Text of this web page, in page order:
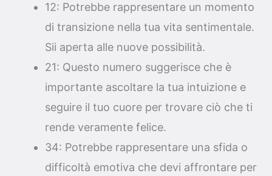
12: Potrebbe rappresentare un momento
di transizione nella tua vita sentimentale.
Sii aperta alle nuove possibilità.
21: Questo numero suggerisce che è
importante ascoltare la tua intuizione e
seguire il tuo cuore per trovare ciò che ti
rende veramente felice.
34: Potrebbe rappresentare una sfida o
difficoltà emotiva che devi affrontare per